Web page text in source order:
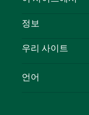
쿠키 고지
목적지
이벤트
정보
여행 정보
뉴사우스웨일즈주
우리 사이트
언어